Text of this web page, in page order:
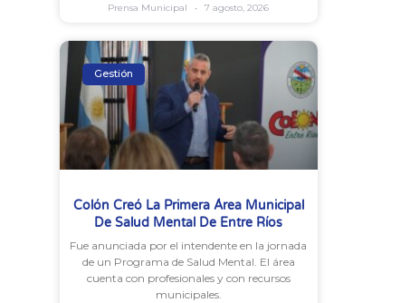
Prensa Municipal 7 agosto, 2026
Gestión
Colón Creó La Primera Área Municipal
De Salud Mental De Entre Ríos
Fue anunciada por el intendente en la jornada
de un Programa de Salud Mental. El área
cuenta con profesionales y con recursos
municipales.